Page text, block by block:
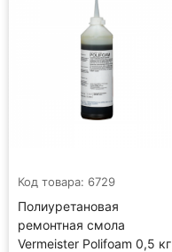
Код товара: 6729
Полиуретановая
ремонтная смола
Vermeister Polifoam 0,5 кг